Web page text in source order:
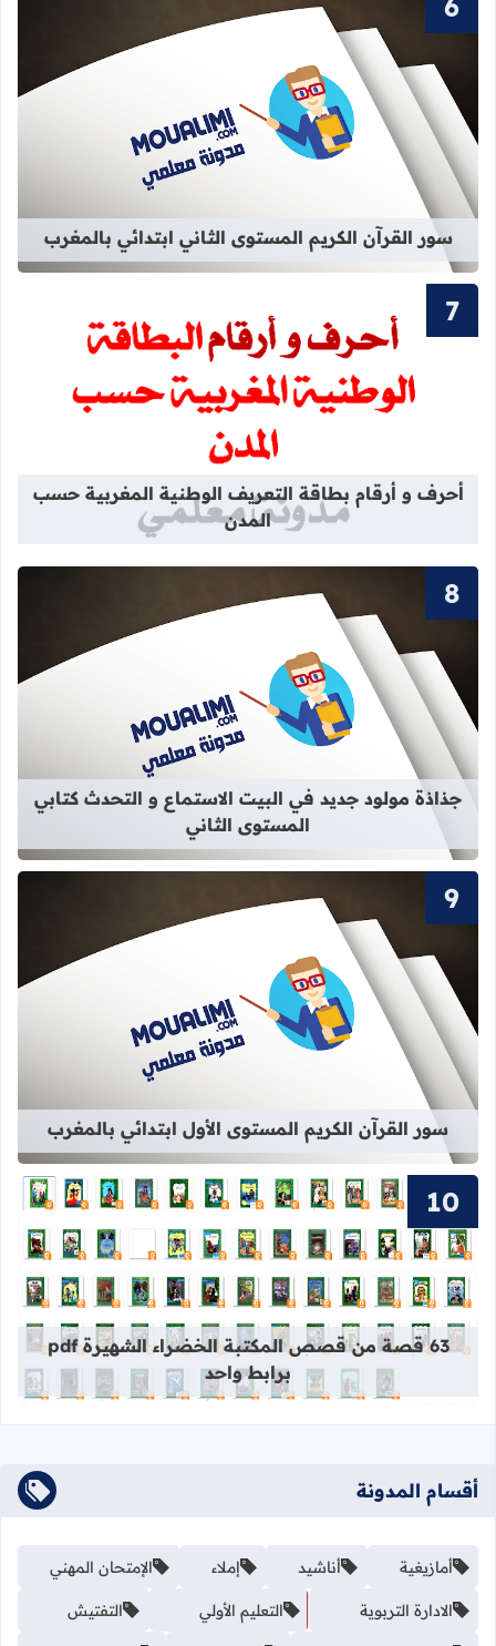
قراءة المزيد عن سور القرآن الكريم
سور القرآن الكريم المستوى الثاني ابتدائي بالمغرب
قراءة المزيد عن أحرف و أرقام
أحرف و أرقام بطاقة التعريف الوطنية المغربية حسب
المدن
قراءة المزيد عن جذاذة مولود جديد
جذاذة مولود جديد في البيت الاستماع و التحدث كتابي
المستوى الثاني
قراءة المزيد عن سور القرآن الكريم
سور القرآن الكريم المستوى الأول ابتدائي بالمغرب
قراءة المزيد عن 63 قصة من قصص المكتبة الخضراء الشهيرة pdf برابط واحد
63 قصة من قصص المكتبة الخضراء الشهيرة pdf
برابط واحد
أقسام المدونة
أمازيغية أناشيد إملاء الإمتحان المهني
الادارة التربوية التعليم الأولي التفتيش